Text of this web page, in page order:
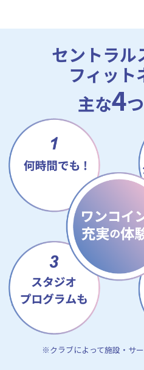
セントラル
フィット
主な4
※クラブによって施設・サー